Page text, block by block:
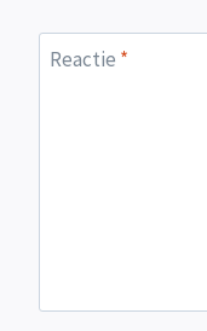
Reactie *